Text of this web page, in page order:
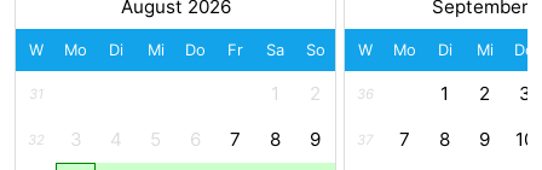
trinken
Praktisch
Forum
Route
August 2026
W Mo Di Mi Do Fr Sa So
31 1 2
32 3 4 5 6 7 8 9
September
W Mo Di Mi Do
36 1 2 3
37 7 8 9 10